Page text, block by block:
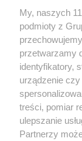
Żaden utwór
tym także
eksploatacji w
Internecie bez
wykorzystanie
tzn. bez właściwej
ścigane prawnie.
My, naszych
podmioty z
przetwarzamy
identyfikatory,
urządzenie
treści, pomiar
ulepszanie
Partnerzy